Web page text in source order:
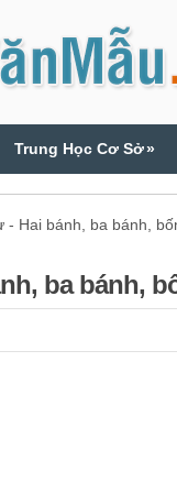
Trung Học Cơ Sở»
Hai bánh, ba bánh,
ba bánh,